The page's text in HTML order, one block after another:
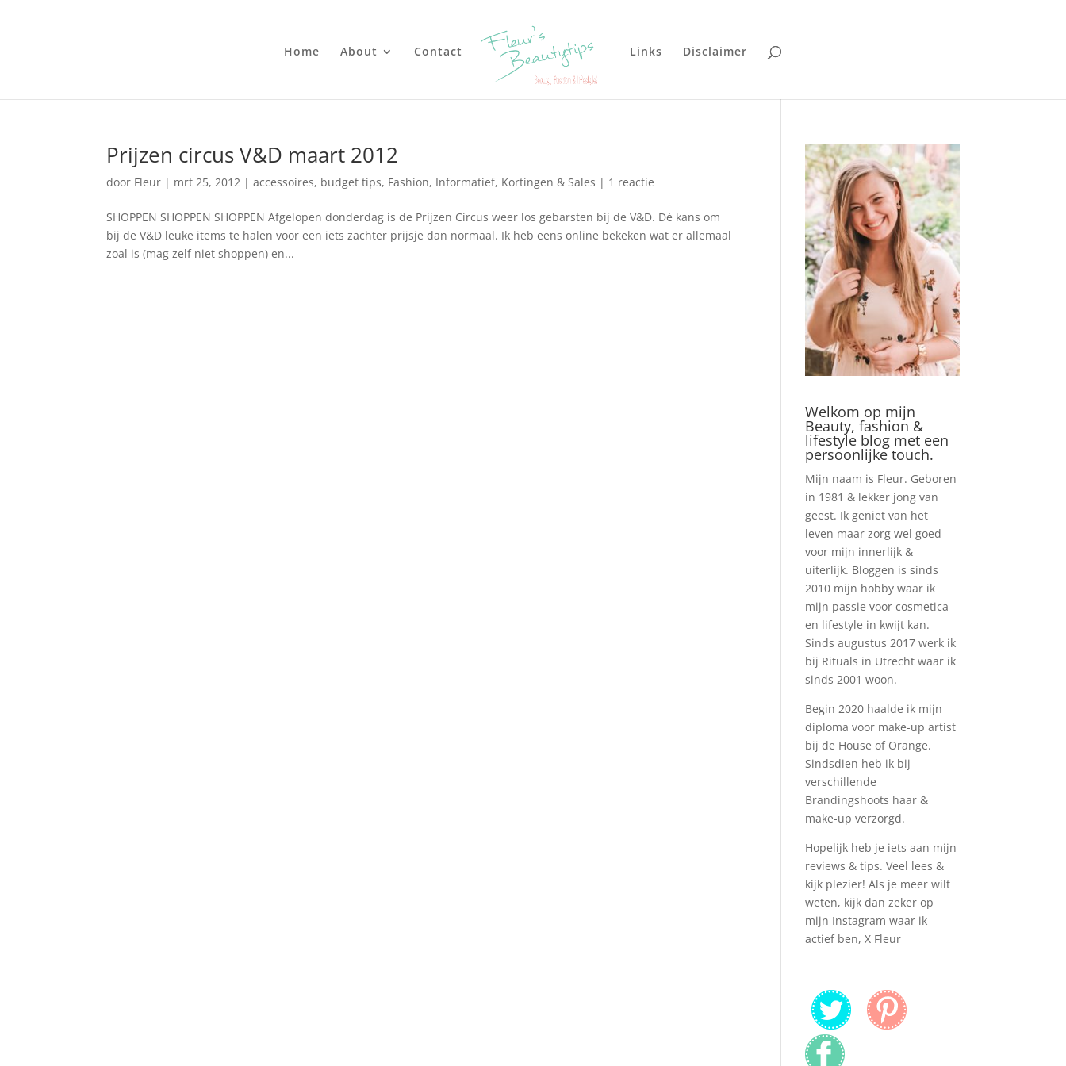
Home About Contact Links Disclaimer
Prijzen circus V&D maart 2012
door Fleur | mrt 25, 2012 |accessoires, budget tips, Fashion, Informatief, Kortingen & Sales | 1 reactie
SHOPPEN SHOPPEN SHOPPEN Afgelopen donderdag is de Prijzen Circus weer los gebarsten bij de V&D. Dé kans om
bij de V&D leuke items te halen voor een iets zachter prijsje dan normaal. Ik heb eens online bekeken wat er allemaal
zoal is (mag zelf niet shoppen) en...
Welkom op mijn
Beauty, fashion &
lifestyle blog met een
persoonlijke touch.
Mijn naam is Fleur. Geboren
in 1981 & lekker jong van
geest. Ik geniet van het
leven maar zorg wel goed
voor mijn innerlijk &
uiterlijk. Bloggen is sinds
2010 mijn hobby waar ik
mijn passie voor cosmetica
en lifestyle in kwijt kan.
Sinds augustus 2017 werk ik
bij Rituals in Utrecht waar ik
sinds 2001 woon.
Begin 2020 haalde ik mijn
diploma voor make-up artist
bij de House of Orange.
Sindsdien heb ik bij
verschillende
Brandingshoots haar &
make-up verzorgd.
Hopelijk heb je iets aan mijn
reviews & tips. Veel lees &
kijk plezier! Als je meer wilt
weten, kijk dan zeker op
mijn Instagram waar ik
actief ben, X Fleur